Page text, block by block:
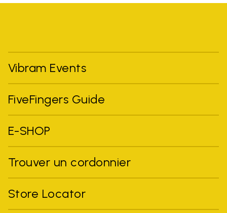
Vibram Events
FiveFingers Guide
E-SHOP
Trouver un cordonnier
Store Locator